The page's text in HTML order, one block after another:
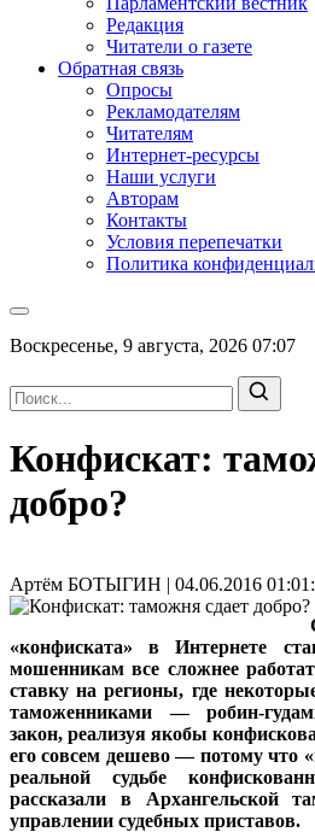
Редакция
Читатели о газете
Обратная связь
Опросы
Рекламодателям
Читателям
Интернет-ресурсы
Наши услуги
Авторам
Контакты
Условия перепечатки
Политика
Воскресенье, 9 августа, 2026 07:07
Конфискат:
добро?
Артём БОТЫГИН | 04.06.2016
«конфиската» в Интернете
мошенникам все сложнее
ставку на регионы, где
таможенниками — робин-
закон, реализуя якобы
его совсем дешево — потому что
реальной судьбе
рассказали в Архангельской
управлении судебных приставов.